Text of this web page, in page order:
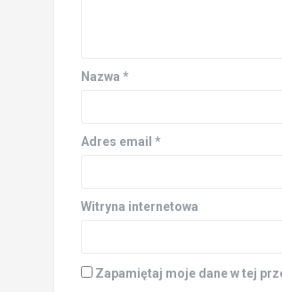
Nazwa *
Adres email *
Witryna internetowa
Zapamiętaj moje dane w tej